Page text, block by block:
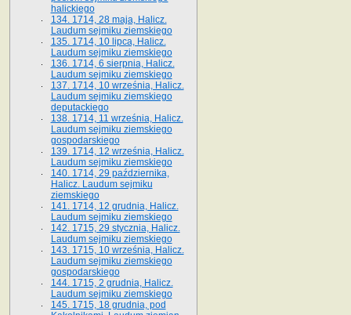
halickiego
134. 1714, 28 maja, Halicz.
Laudum sejmiku ziemskiego
135. 1714, 10 lipca, Halicz.
Laudum sejmiku ziemskiego
136. 1714, 6 sierpnia, Halicz.
Laudum sejmiku ziemskiego
137. 1714, 10 września, Halicz.
Laudum sejmiku ziemskiego
deputackiego
138. 1714, 11 września, Halicz.
Laudum sejmiku ziemskiego
gospodarskiego
139. 1714, 12 września, Halicz.
Laudum sejmiku ziemskiego
140. 1714, 29 października,
Halicz. Laudum sejmiku
ziemskiego
141. 1714, 12 grudnia, Halicz.
Laudum sejmiku ziemskiego
142. 1715, 29 stycznia, Halicz.
Laudum sejmiku ziemskiego
143. 1715, 10 września, Halicz.
Laudum sejmiku ziemskiego
gospodarskiego
144. 1715, 2 grudnia, Halicz.
Laudum sejmiku ziemskiego
145. 1715, 18 grudnia, pod